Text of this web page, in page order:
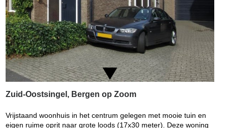
Zuid-Oostsingel, Bergen op Zoom
Vrijstaand woonhuis in het centrum gelegen met mooie tuin en
eigen ruime oprit naar grote loods (17x30 meter). Deze woning